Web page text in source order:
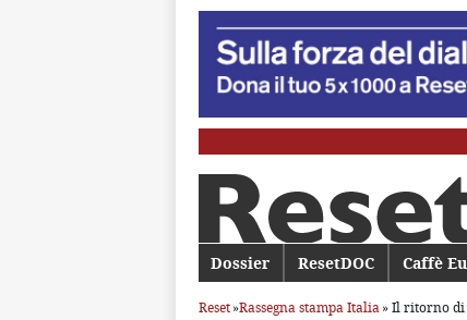
Menu principale
Vai al contenuto principale
Vai al contenuto secondario
Dossier ResetDOC Caffè
Reset»Rassegna stampa Italia» Il ritorno